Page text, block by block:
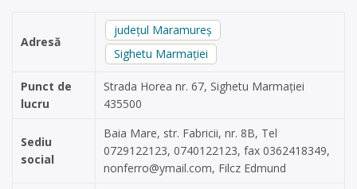
Adresă
județul Maramureș
Sighetu Marmației
Punct de
lucru
Strada Horea nr. 67, Sighetu Marmației
435500
Sediu
social
Baia Mare, str. Fabricii, nr. 8B, Tel
0729122123, 0740122123, fax 0362418349,
nonferro@ymail.com, Filcz Edmund